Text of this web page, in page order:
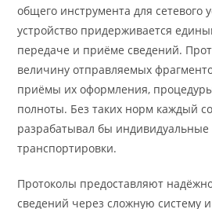
общего инструмента для сетевого
устройство придерживается
передаче и приёме сведений.
величину отправляемых
приёмы их оформления,
полноты. Без таких норм каждый
разрабатывал бы
транспортировки.
Протоколы предоставляют
сведений через сложную систему